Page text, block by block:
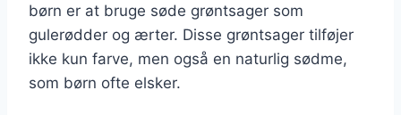
børn er at bruge søde grøntsager som
gulerødder og ærter. Disse grøntsager tilføjer
ikke kun farve, men også en naturlig sødme,
som børn ofte elsker.